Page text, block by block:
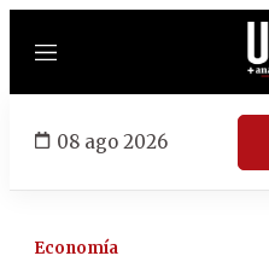
Menú
08 ago 2026
Economía